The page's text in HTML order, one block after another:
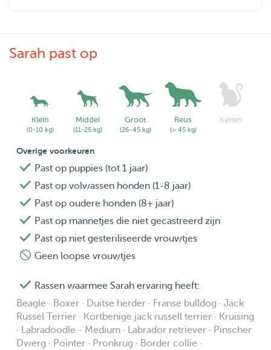
Sarah past op
Klein
(0-10 kg)
Middel
(11-25 kg)
Groot
(26-45 kg)
Reus
(> 45 kg)
Katten
Overige voorkeuren
Past op puppies (tot 1 jaar)
Past op volwassen honden (1-8 jaar)
Past op oudere honden (8+ jaar)
Past op mannetjes die niet gecastreerd zijn
Past op niet gesteriliseerde vrouwtjes
Geen loopse vrouwtjes
Rassen waarmee Sarah ervaring heeft:
Beagle · Boxer · Duitse herder · Franse bulldog · Jack
Russel Terrier · Kortbenige jack russell terrier · Kruising
· Labradoodle - Medium · Labrador retriever · Pinscher
Dwerg · Pointer · Pronkrug · Border collie ·